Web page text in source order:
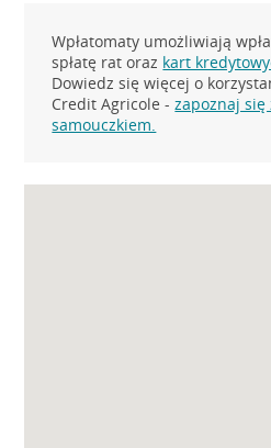
Wpłatomaty umożliwiają
spłatę rat oraz kart
Dowiedz się więcej o
Credit Agricole -zapoznaj się
samouczkiem.